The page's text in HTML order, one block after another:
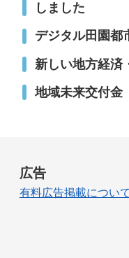
しました
デジタル田園都
新しい地方経済
地域未来交付金
広告
有料広告掲載について